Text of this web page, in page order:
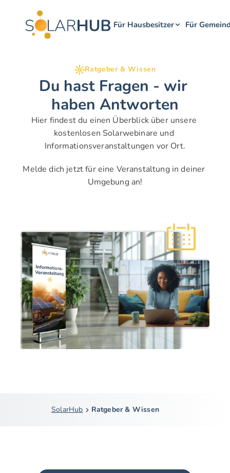
Für Hausbesitzer Für
Ratgeber & Wissen
Du hast Fragen - wir
haben Antworten
Hier findest du einen Überblick über unsere
kostenlosen Solarwebinare und
Informationsveranstaltungen vor Ort.
Melde dich jetzt für eine Veranstaltung in deiner
Umgebung an!
SolarHub Ratgeber & Wissen